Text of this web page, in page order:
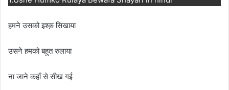
हमने उसको इश्क़ सिखाया
उसने हमको बहुत रुलाया
ना जाने कहाँ से सीख गई